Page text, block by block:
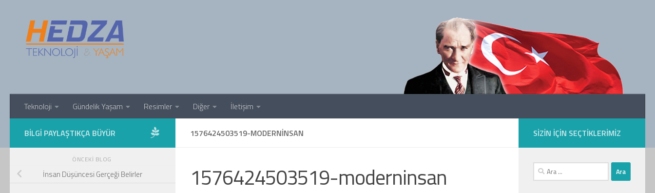
Teknoloji Gündelik Yaşam Resimler Diğer İletişim
1576424503519-MODERNINSAN
1576424503519-moderninsan
BILGI PAYLAŞTIKÇA BÜYÜR
ÖNCEKI BLOG
İnsan Düşüncesi Gerçeği Belirler
SIZIN IÇIN SEÇTIKLERIMIZ
Arama: